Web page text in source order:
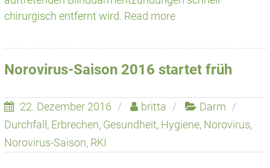
chirurgisch entfernt wird. Read more
Norovirus-Saison 2016 startet früh
22. Dezember 2016 britta
Darm
Durchfall , Erbrechen, Gesundheit, Hygiene, Norovirus,
Norovirus-Saison, RKI